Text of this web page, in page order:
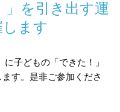
」を引き出す運
ます
子どもの「できた！」
す。是非ご参加くださ